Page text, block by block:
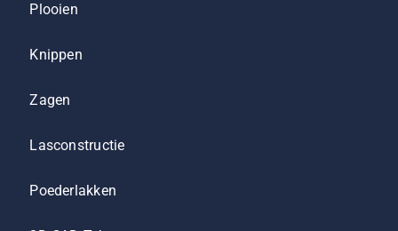
Plooien
Knippen
Zagen
Lasconstructie
Poederlakken